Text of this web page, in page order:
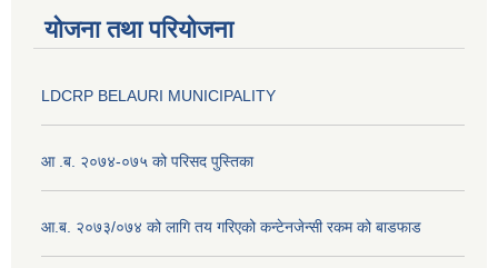
योजना तथा परियोजना
LDCRP BELAURI MUNICIPALITY
आ .ब. २०७४-०७५ को परिसद पुस्तिका
आ.ब. २०७३/०७४ को लागि तय गरिएको कन्टेनजेन्सी रकम को बाडफाड